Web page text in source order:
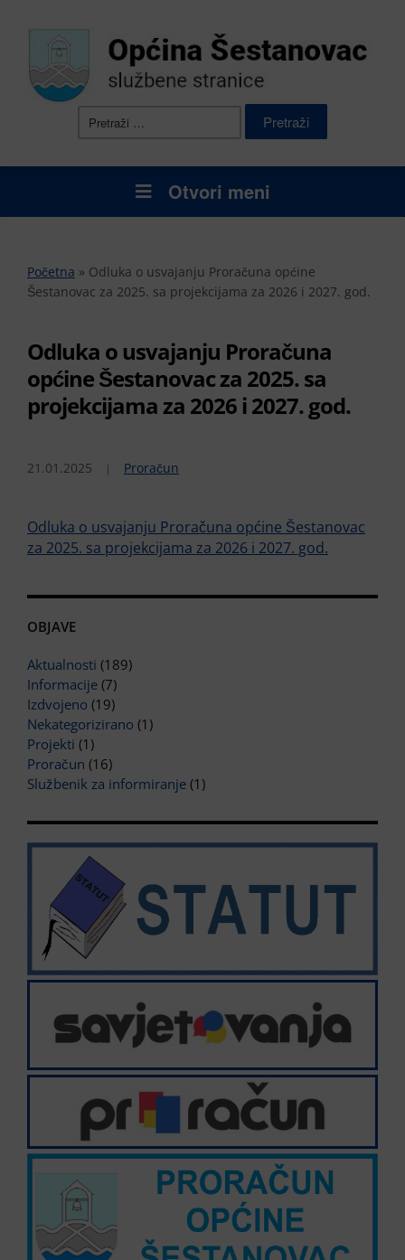
Otvori meni
Početna » Odluka o usvajanju Proračuna općine
Šestanovac za 2025. sa projekcijama za 2026 i 2027. god.
Odluka o usvajanju Proračuna
općine Šestanovac za 2025. sa
projekcijama za 2026 i 2027. god.
21.01.2025 Proračun
Odluka o usvajanju Proračuna općine Šestanovac
za 2025. sa projekcijama za 2026 i 2027. god.
OBJAVE
Aktualnosti (189)
Informacije (7)
Izdvojeno (19)
Nekategorizirano (1)
Projekti (1)
Proračun (16)
Službenik za informiranje (1)